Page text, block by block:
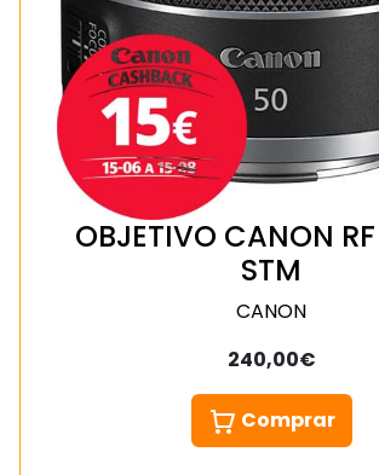
OBJETIVO CANON
STM
CANON
240,00€
Comprar